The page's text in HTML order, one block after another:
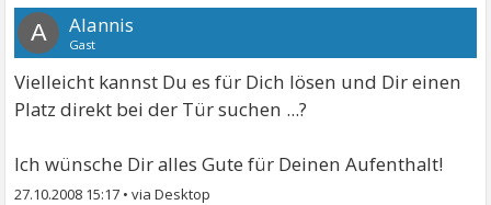
A Alannis
Gast
Vielleicht kannst Du es für Dich lösen und Dir einen
Platz direkt bei der Tür suchen ...?
Ich wünsche Dir alles Gute für Deinen Aufenthalt!
27.10.2008 15:17 •